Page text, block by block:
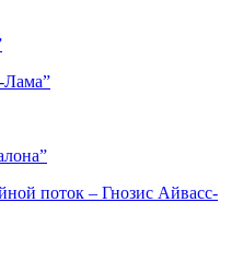
Лама”
поток – Гнозис Айвасс-